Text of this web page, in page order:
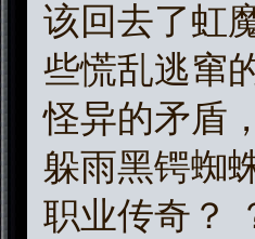
该回去了虹
些慌乱逃窜
怪异的矛盾
躲雨黑锷蜘
职业传奇？